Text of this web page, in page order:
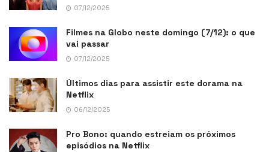
07/12/2025
Filmes na Globo neste domingo (7/12): o que
vai passar
07/12/2025
Últimos dias para assistir este dorama na
Netflix
06/12/2025
Pro Bono: quando estreiam os próximos
episódios na Netflix